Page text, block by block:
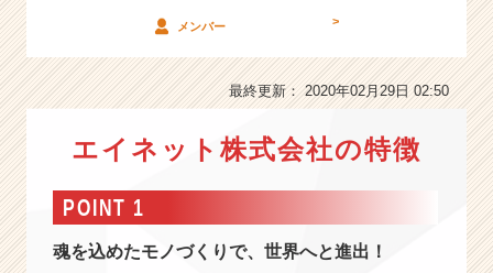
社
先
か
前
メンバー >
最終更新： 2020年02月29日 02:50
エイネット株式会社の特徴
POINT 1
魂を込めたモノづくりで、世界へと進出！